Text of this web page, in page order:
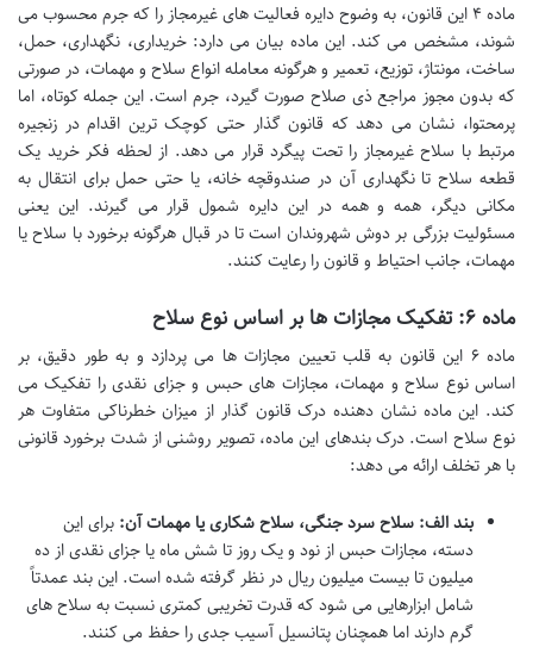
ماده ۴ این قانون، به وضوح دایره فعالیت های غیرمجاز را که جرم محسوب می
شوند، مشخص می کند. این ماده بیان می دارد: خریداری، نگهداری، حمل،
ساخت، مونتاژ، توزیع، تعمیر و هرگونه معامله انواع سلاح و مهمات، در صورتی
که بدون مجوز مراجع ذی صلاح صورت گیرد، جرم است. این جمله کوتاه، اما
پرمحتوا، نشان می دهد که قانون گذار حتی کوچک ترین اقدام در زنجیره
مرتبط با سلاح غیرمجاز را تحت پیگرد قرار می دهد. از لحظه فکر خرید یک
قطعه سلاح تا نگهداری آن در صندوقچه خانه، یا حتی حمل برای انتقال به
مکانی دیگر، همه و همه در این دایره شمول قرار می گیرند. این یعنی
مسئولیت بزرگی بر دوش شهروندان است تا در قبال هرگونه برخورد با سلاح یا
مهمات، جانب احتیاط و قانون را رعایت کنند.
ماده ۶: تفکیک مجازات ها بر اساس نوع سلاح
ماده ۶ این قانون به قلب تعیین مجازات ها می پردازد و به طور دقیق، بر
اساس نوع سلاح و مهمات، مجازات های حبس و جزای نقدی را تفکیک می
کند. این ماده نشان دهنده درک قانون گذار از میزان خطرناکی متفاوت هر
نوع سلاح است. درک بندهای این ماده، تصویر روشنی از شدت برخورد قانونی
با هر تخلف ارائه می دهد:
بند الف: سلاح سرد جنگی، سلاح شکاری یا مهمات آن: برای این
دسته، مجازات حبس از نود و یک روز تا شش ماه یا جزای نقدی از ده
میلیون تا بیست میلیون ریال در نظر گرفته شده است. این بند عمدتاً
شامل ابزارهایی می شود که قدرت تخریبی کمتری نسبت به سلاح های
گرم دارند اما همچنان پتانسیل آسیب جدی را حفظ می کنند.